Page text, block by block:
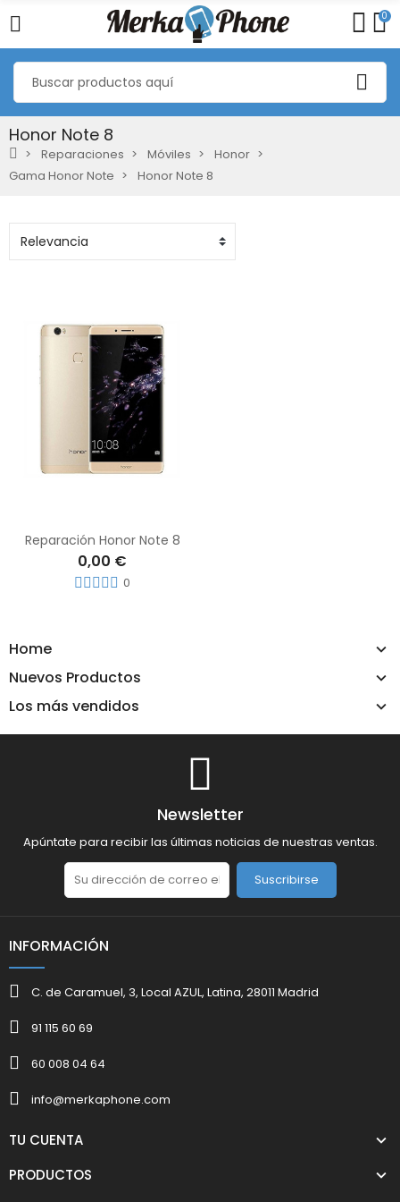
0
Honor Note 8
Reparaciones Móviles
Honor
Gama Honor Note
Honor Note 8
Home
Nuevos Productos
Los más vendidos
Reparación Honor Note 8
0,00 €
0
Newsletter
Apúntate para recibir las últimas noticias de nuestras ventas.
Suscribirse
INFORMACIÓN
C. de Caramuel, 3, Local AZUL, Latina, 28011 Madrid
91 115 60 69
60 008 04 64
info@merkaphone.com
TU CUENTA
PRODUCTOS